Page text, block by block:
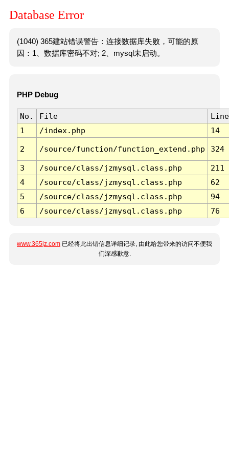
Database Error
(1040) 365建站错误警告：连接数据库失败，可能的原
因：1、数据库密码不对; 2、mysql未启动。
PHP Debug
No. File
Line
1
/index.php 14
2 /source/function/function_extend.php 324
3 /source/class/jzmysql.class.php
211
4
/source/class/jzmysql.class.php
62
5
/source/class/jzmysql.class.php
94
6
/source/class/jzmysql.class.php 76
www.365jz.com 已经将此出错信息详细记录, 由此给您带来的访问不便我
们深感歉意.